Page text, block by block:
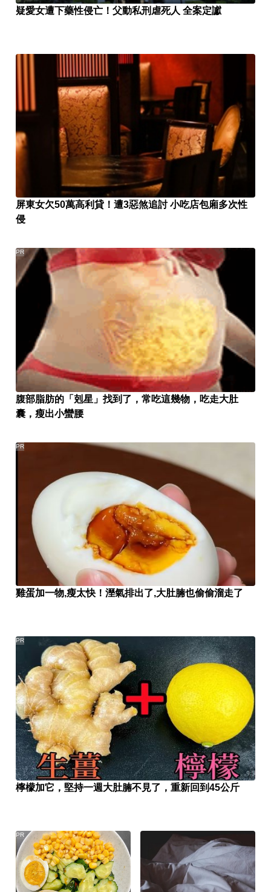
疑愛女遭下藥性侵亡！父動私刑虐死人 全案定讞
屏東女欠50萬高利貸！遭3惡煞追討 小吃店包廂多次性
侵
腹部脂肪的「剋星」找到了，常吃這幾物，吃走大肚
囊，瘦出小蠻腰
PR
雞蛋加一物,瘦太快！溼氣排出了,大肚腩也偷偷溜走了
PR
檸檬加它，堅持一週大肚腩不見了，重新回到45公斤
PR
PR